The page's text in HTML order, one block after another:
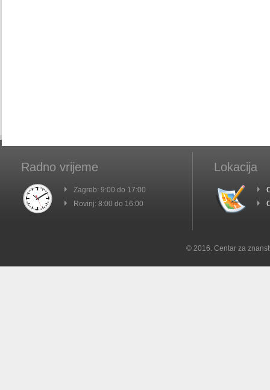
Radno vrijeme
Zagreb: 9:00 do 17:00
Rovinj: 8:00 do 16:00
Lokacija
© 2016. Centar za